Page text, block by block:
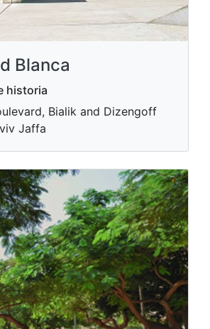
Blanca
historia
Bialik and Dizengoff
Jaffa